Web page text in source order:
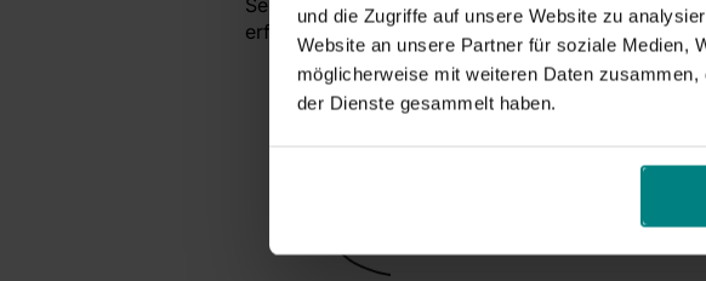
und die Zugriffe auf unsere Website zu
Website an unsere Partner für soziale Medien,
möglicherweise mit weiteren Daten
der Dienste gesammelt haben.
Separate Widerstände werden an das Massekabel
erfordert gewisse technische Kenntnisse.